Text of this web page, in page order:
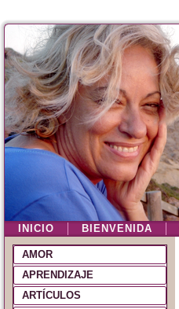
INICIO BIENVENIDA
AMOR
APRENDIZAJE
ARTÍCULOS